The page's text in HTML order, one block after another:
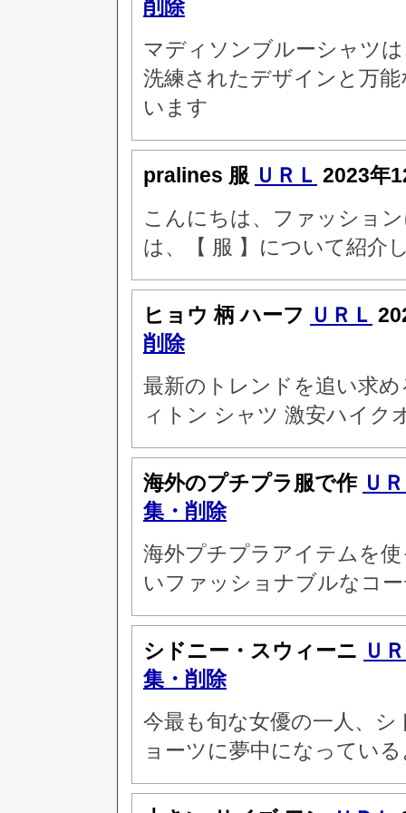
削除
マディソンブルーシャツ
洗練されたデザインと万
います
pralines 服 ＵＲＬ 2023年
こんにちは、ファッショ
は、【 服 】について紹介
ヒョウ 柄 ハーフ ＵＲＬ
削除
最新のトレンドを追い求
ィトン シャツ 激安ハイク
海外のプチプラ服で作 Ｕ
集・削除
海外プチプラアイテムを
いファッショナブルなコ
シドニー・スウィーニ Ｕ
集・削除
今最も旬な女優の一人、
ョーツに夢中になってい